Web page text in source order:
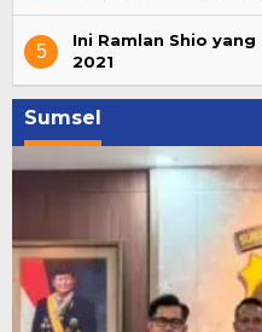
5
Ini Ramlan Shio
2021
Sumsel